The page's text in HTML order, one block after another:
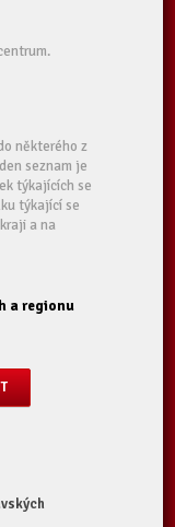
některého z
seznam je
týkajících se
týkající se
a na
a regionu